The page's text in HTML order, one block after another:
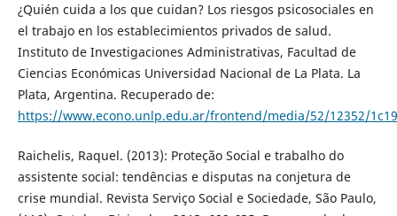
¿Quién cuida a los que cuidan? Los riesgos psicosociales en
el trabajo en los establecimientos privados de salud.
Instituto de Investigaciones Administrativas, Facultad de
Ciencias Económicas Universidad Nacional de La Plata. La
Plata, Argentina. Recuperado de:
https://www.econo.unlp.edu.ar/frontend/media/52/12352/
Raichelis, Raquel. (2013): Proteção Social e trabalho do
assistente social: tendências e disputas na conjetura de
crise mundial. Revista Serviço Social e Sociedade, São Paulo,